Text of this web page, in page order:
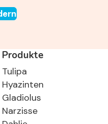
Produkte
Tulipa
Hyazinten
Gladiolus
Narzisse